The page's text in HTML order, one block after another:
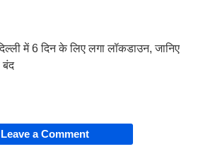
में 6 दिन के लिए लगा लॉकडाउन, जानिए
बंद
Leave a Comment